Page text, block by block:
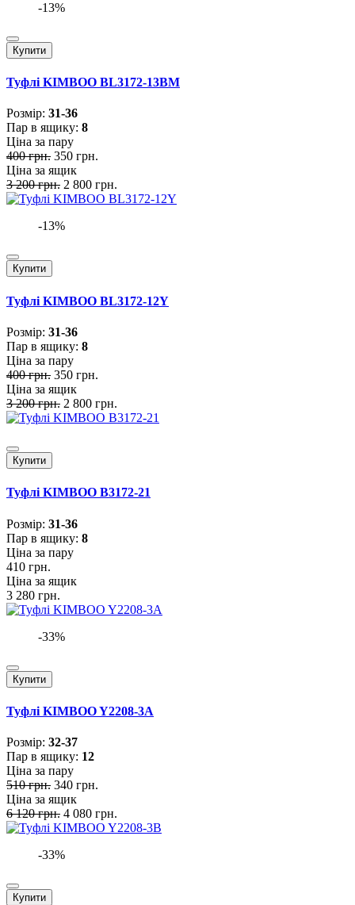
-13%
Купити
Туфлі KIMBOO BL3172-13BM
Розмiр: 31-36
Пар в ящику: 8
Ціна за пару
400 грн. 350 грн.
Ціна за ящик
3 200 грн. 2 800 грн.
-13%
Купити
Туфлі KIMBOO BL3172-12Y
Розмiр: 31-36
Пар в ящику: 8
Ціна за пару
400 грн. 350 грн.
Ціна за ящик
3 200 грн. 2 800 грн.
Купити
Туфлі KIMBOO B3172-21
Розмiр: 31-36
Пар в ящику: 8
Ціна за пару
410 грн.
Ціна за ящик
3 280 грн.
-33%
Купити
Туфлі KIMBOO Y2208-3A
Розмiр: 32-37
Пар в ящику: 12
Ціна за пару
510 грн. 340 грн.
Ціна за ящик
6 120 грн. 4 080 грн.
-33%
Купити